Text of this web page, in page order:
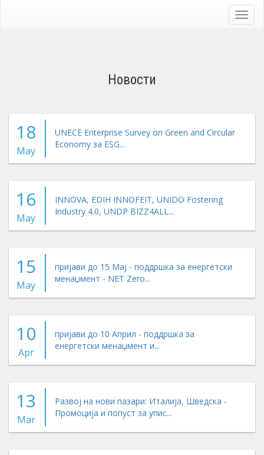
Новости
18
May
UNECE Enterprise Survey on Green and Circular
Economy за ESG...
16
May
INNOVA, EDIH INNOFEIT, UNIDO Fostering
Industry 4.0, UNDP BIZZ4ALL...
15
May
пријави до 15 Мај - поддршка за енергетски
менаџмент - NET Zero...
10
Apr
пријави до 10 Април - поддршка за
енергетски менаџмент и...
13
Mar
Развој на нови пазари: Италија, Шведска -
Промоција и попуст за упис...